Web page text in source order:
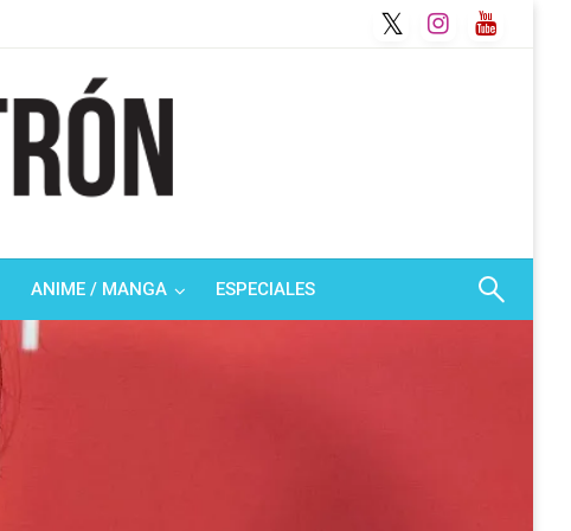
ANIME / MANGA ESPECIALES